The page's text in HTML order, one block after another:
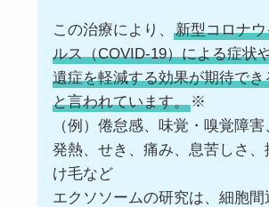
この治療により、
新型コロナ
ルス（COVID-19）による症状
遺症を軽減する効果が期待でき
と言われています。※
（例）倦怠感、味覚・嗅覚障害
発熱、せき、痛み、息苦しさ、
け毛など
エクソソームの研究は、細胞間